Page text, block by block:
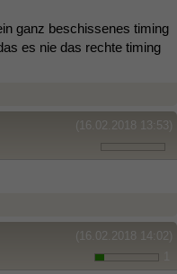
ganz beschissenes timing
es nie das rechte timing
(16.02.2018 13:53)
(16.02.2018 14:02)